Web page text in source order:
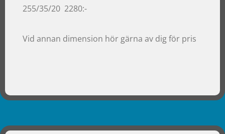
255/35/20 2280:-
Vid annan dimension hör gärna av dig för pris